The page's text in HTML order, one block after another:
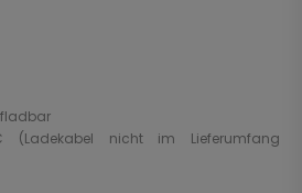
(Ladekabel nicht im Lieferumfang